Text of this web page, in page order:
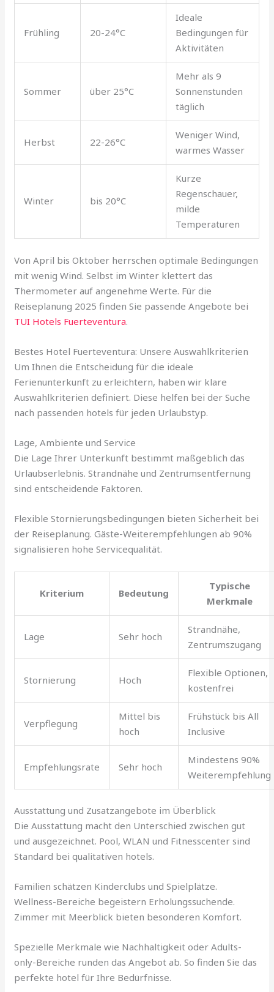
Frühling 20-24°C
Ideale
Bedingungen für
Aktivitäten
Sommer über 25°C
Mehr als 9
Sonnenstunden
täglich
Herbst 22-26°C
Weniger Wind,
warmes Wasser
Winter bis 20°C
Kurze
Regenschauer,
milde
Temperaturen
Von April bis Oktober herrschen optimale Bedingungen
mit wenig Wind. Selbst im Winter klettert das
Thermometer auf angenehme Werte. Für die
Reiseplanung 2025 finden Sie passende Angebote bei
TUI Hotels Fuerteventura.
Bestes Hotel Fuerteventura: Unsere Auswahlkriterien
Um Ihnen die Entscheidung für die ideale
Ferienunterkunft zu erleichtern, haben wir klare
Auswahlkriterien definiert. Diese helfen bei der Suche
nach passenden hotels für jeden Urlaubstyp.
Lage, Ambiente und Service
Die Lage Ihrer Unterkunft bestimmt maßgeblich das
Urlaubserlebnis. Strandnähe und Zentrumsentfernung
sind entscheidende Faktoren.
Flexible Stornierungsbedingungen bieten Sicherheit bei
der Reiseplanung. Gäste-Weiterempfehlungen ab 90%
signalisieren hohe Servicequalität.
Kriterium Bedeutung
Typische
Merkmale
Lage Sehr hoch
Strandnähe,
Zentrumszugang
Stornierung Hoch
Flexible Optionen,
kostenfrei
Verpflegung
Mittel bis
hoch
Frühstück bis All
Inclusive
Empfehlungsrate Sehr hoch
Mindestens 90%
Weiterempfehlung
Ausstattung und Zusatzangebote im Überblick
Die Ausstattung macht den Unterschied zwischen gut
und ausgezeichnet. Pool, WLAN und Fitnesscenter sind
Standard bei qualitativen hotels.
Familien schätzen Kinderclubs und Spielplätze.
Wellness-Bereiche begeistern Erholungssuchende.
Zimmer mit Meerblick bieten besonderen Komfort.
Spezielle Merkmale wie Nachhaltigkeit oder Adults-
only-Bereiche runden das Angebot ab. So finden Sie das
perfekte hotel für Ihre Bedürfnisse.